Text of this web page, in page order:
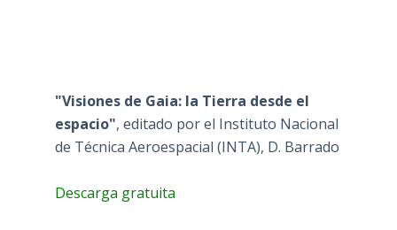
"Visiones de Gaia: la Tierra desde el
espacio", editado por el Instituto Nacional
de Técnica Aeroespacial (INTA), D. Barrado
Descarga gratuita